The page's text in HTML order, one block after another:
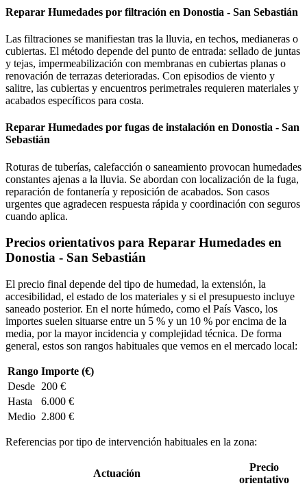
Reparar Humedades por filtración en Donostia - San Sebastián
Las filtraciones se manifiestan tras la lluvia, en techos, medianeras o
cubiertas. El método depende del punto de entrada: sellado de juntas
y tejas, impermeabilización con membranas en cubiertas planas o
renovación de terrazas deterioradas. Con episodios de viento y
salitre, las cubiertas y encuentros perimetrales requieren materiales y
acabados específicos para costa.
Reparar Humedades por fugas de instalación en Donostia - San
Sebastián
Roturas de tuberías, calefacción o saneamiento provocan humedades
constantes ajenas a la lluvia. Se abordan con localización de la fuga,
reparación de fontanería y reposición de acabados. Son casos
urgentes que agradecen respuesta rápida y coordinación con seguros
cuando aplica.
Precios orientativos para Reparar Humedades en
Donostia - San Sebastián
El precio final depende del tipo de humedad, la extensión, la
accesibilidad, el estado de los materiales y si el presupuesto incluye
saneado posterior. En el norte húmedo, como el País Vasco, los
importes suelen situarse entre un 5 % y un 10 % por encima de la
media, por la mayor incidencia y complejidad técnica. De forma
general, estos son rangos habituales que vemos en el mercado local:
Rango Importe (€)
Desde 200 €
Hasta
6.000 €
Medio 2.800 €
Referencias por tipo de intervención habituales en la zona:
Actuación
Precio
orientativo